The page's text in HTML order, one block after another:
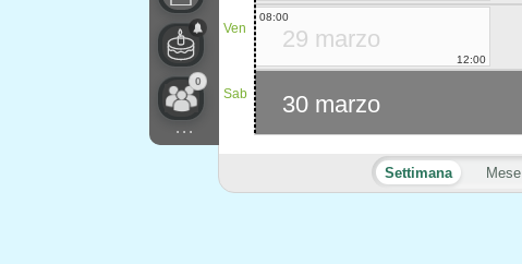
0
...
Settimana Mese
Ven
Sab
29 marzo
08:00
12:00
30 marzo